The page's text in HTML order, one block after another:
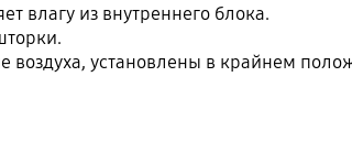
влагу из внутреннего блока.
воздуха, установлены в крайнем